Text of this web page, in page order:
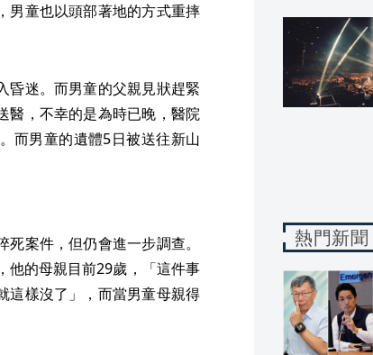
男童也以頭部著地的方式重摔
昏迷。而男童的父親見狀趕緊
醫，不幸的是為時已晚，醫院
而男童的遺體5日被送往新山
案件，但仍會進一步調查。
他的母親目前29歲，「這件事
這樣沒了」，而當男童母親得
熱門新聞